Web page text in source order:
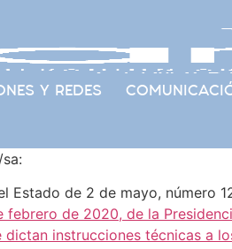
Y REDES
Estado de 2 de mayo, número
febrero de 2020, de la
dictan instrucciones técnicas a